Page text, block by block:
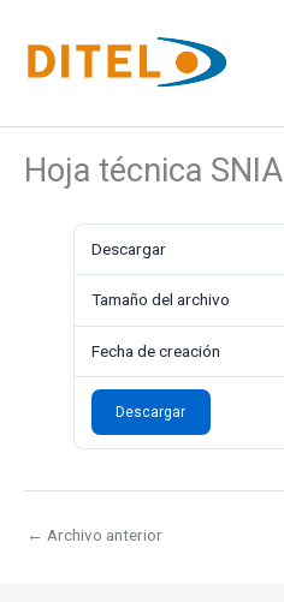
contenido
Hoja técnica SNIA
Descargar
Tamaño del archivo
Fecha de creación
Descargar
← Archivo anterior